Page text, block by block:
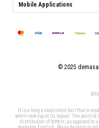
Mobile Applications
© 2025
It is a long established fact that a
when looking at its layout. The point
distribution of letters, as opposed to